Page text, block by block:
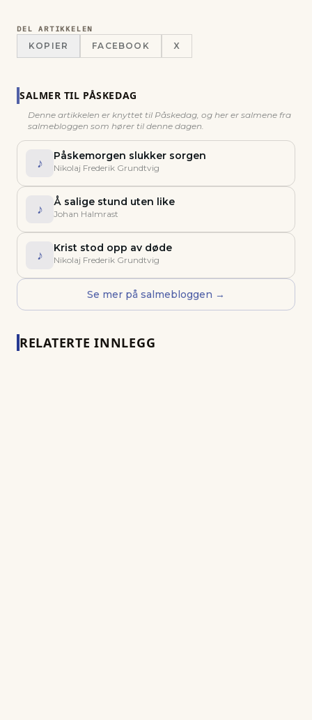
DEL ARTIKKELEN
KOPIER FACEBOOK X
SALMER TIL PÅSKEDAG
Denne artikkelen er knyttet til Påskedag , og her er salmene fra
salmebloggen som hører til denne dagen.
♪ Påskemorgen slukker sorgen
Nikolaj Frederik Grundtvig
♪ Å salige stund uten like
Johan Halmrast
♪ Krist stod opp av døde
Nikolaj Frederik Grundtvig
Se mer på salmebloggen →
RELATERTE INNLEGG